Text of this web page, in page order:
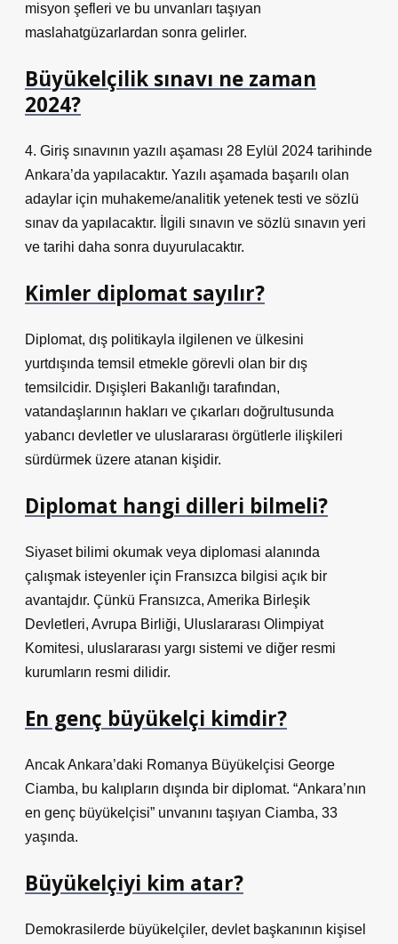
misyon şefleri ve bu unvanları taşıyan
maslahatgüzarlardan sonra gelirler.
Büyükelçilik sınavı ne zaman
2024?
4. Giriş sınavının yazılı aşaması 28 Eylül 2024 tarihinde
Ankara’da yapılacaktır. Yazılı aşamada başarılı olan
adaylar için muhakeme/analitik yetenek testi ve sözlü
sınav da yapılacaktır. İlgili sınavın ve sözlü sınavın yeri
ve tarihi daha sonra duyurulacaktır.
Kimler diplomat sayılır?
Diplomat, dış politikayla ilgilenen ve ülkesini
yurtdışında temsil etmekle görevli olan bir dış
temsilcidir. Dışişleri Bakanlığı tarafından,
vatandaşlarının hakları ve çıkarları doğrultusunda
yabancı devletler ve uluslararası örgütlerle ilişkileri
sürdürmek üzere atanan kişidir.
Diplomat hangi dilleri bilmeli?
Siyaset bilimi okumak veya diplomasi alanında
çalışmak isteyenler için Fransızca bilgisi açık bir
avantajdır. Çünkü Fransızca, Amerika Birleşik
Devletleri, Avrupa Birliği, Uluslararası Olimpiyat
Komitesi, uluslararası yargı sistemi ve diğer resmi
kurumların resmi dilidir.
En genç büyükelçi kimdir?
Ancak Ankara’daki Romanya Büyükelçisi George
Ciamba, bu kalıpların dışında bir diplomat. “Ankara’nın
en genç büyükelçisi” unvanını taşıyan Ciamba, 33
yaşında.
Büyükelçiyi kim atar?
Demokrasilerde büyükelçiler, devlet başkanının kişisel